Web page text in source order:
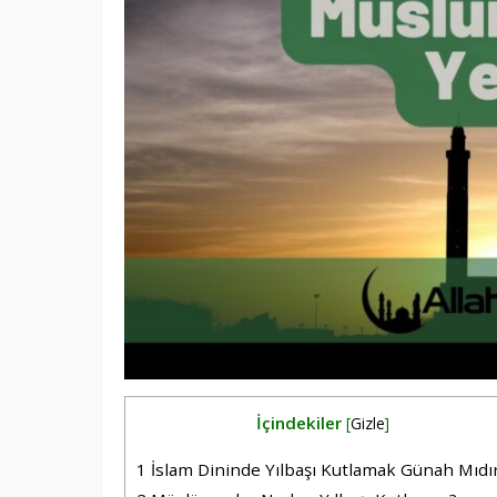
İçindekiler [Gizle]
1 İslam Dininde Yılbaşı Kutlamak Günah